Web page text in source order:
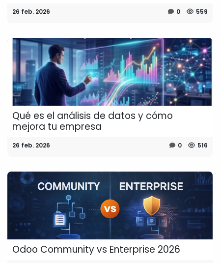
26 feb. 2026 0 559
Qué es el análisis de datos y cómo
mejora tu empresa
26 feb. 2026 0 516
Odoo Community vs Enterprise 2026